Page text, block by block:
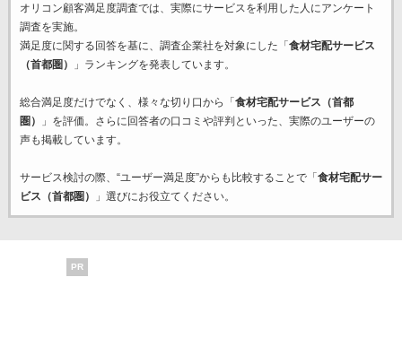
オリコン顧客満足度調査では、実際にサービスを利用した 人にアンケート
調査を実施。
満足度に関する回答を基に、調査企業社を対象にした「 食材宅配サービス
（首都圏）
」ランキングを発表しています。
総合満足度だけでなく、様々な切り口から「 食材宅配サービス（首都
圏）
」を評価。さらに回答者の口コミや評判といった、実際のユーザーの
声も掲載しています。
サービス検討の際、“ユーザー満足度”からも比較することで「 食材宅配サー
ビス（首都圏）
」選びにお役立てください。
PR